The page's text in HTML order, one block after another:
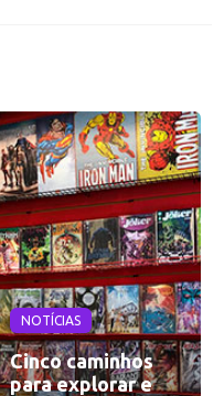
NOTÍCIAS
Cinco caminhos
para explorar e